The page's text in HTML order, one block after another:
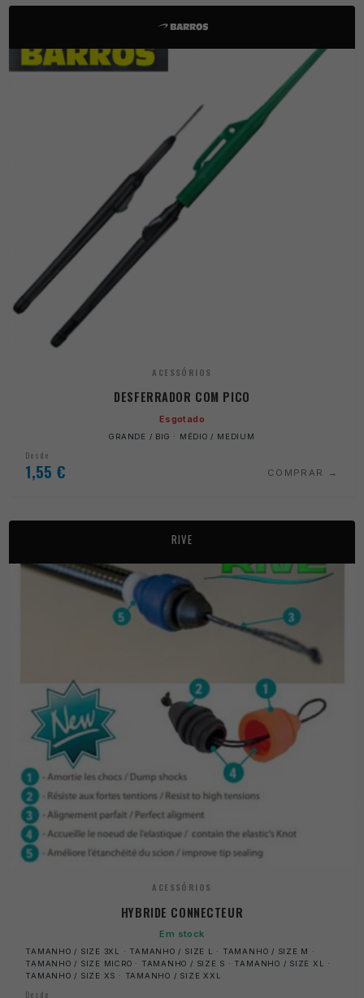
ACESSÓRIOS
DESFERRADOR COM PICO
Esgotado
GRANDE / BIG · MÉDIO / MEDIUM
Desde
1,55 € COMPRAR
RIVE
ACESSÓRIOS
HYBRIDE CONNECTEUR
Em stock
TAMANHO / SIZE 3XL · TAMANHO / SIZE L · TAMANHO / SIZE M ·
TAMANHO / SIZE MICRO · TAMANHO / SIZE S · TAMANHO / SIZE XL ·
TAMANHO / SIZE XS · TAMANHO / SIZE XXL
Desde